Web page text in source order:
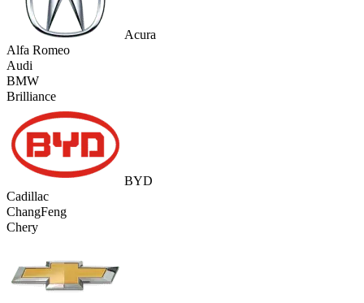
Acura
Alfa Romeo
Audi
BMW
Brilliance
BYD
Cadillac
ChangFeng
Chery